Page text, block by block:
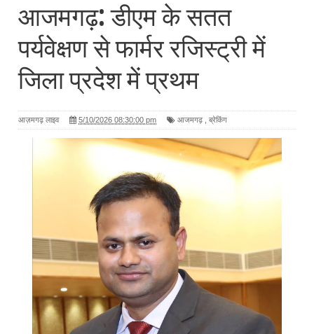
आजमगढ़: डीएम के सतत
पर्यवेक्षण से फार्मर रजिस्ट्री में
जिला प्रदेश में प्रथम
आज़मगढ़ लाइव 5/10/2026 08:30:00 pm आजमगढ़ ब्रेकिंग